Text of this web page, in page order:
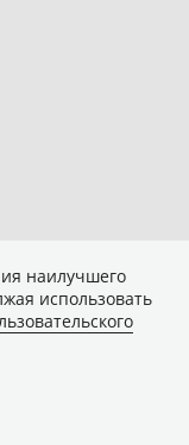
наилучшего
использовать